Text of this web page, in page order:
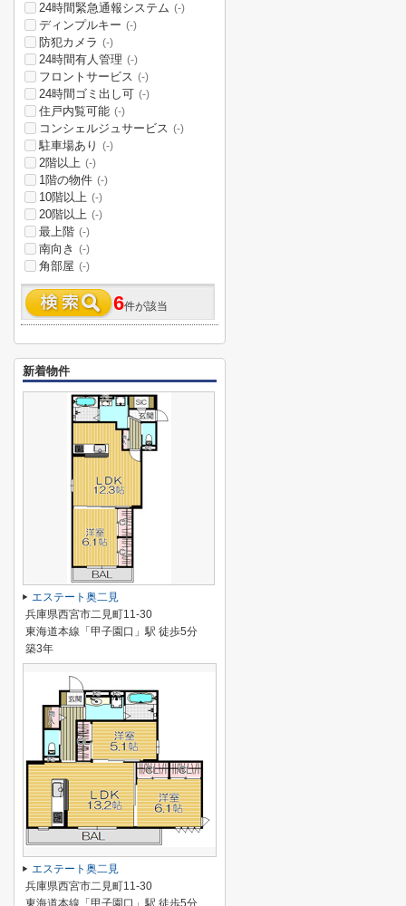
24時間緊急通報システム (-)
ディンプルキー (-)
防犯カメラ (-)
24時間有人管理 (-)
フロントサービス (-)
24時間ゴミ出し可 (-)
住戸内覧可能 (-)
コンシェルジュサービス (-)
駐車場あり (-)
2階以上 (-)
1階の物件 (-)
10階以上 (-)
20階以上 (-)
最上階 (-)
南向き (-)
角部屋 (-)
6件が該当
新着物件
エステート奥二見
兵庫県西宮市二見町11-30
東海道本線「甲子園口」駅 徒歩5分
築3年
エステート奥二見
兵庫県西宮市二見町11-30
東海道本線「甲子園口」駅 徒歩5分